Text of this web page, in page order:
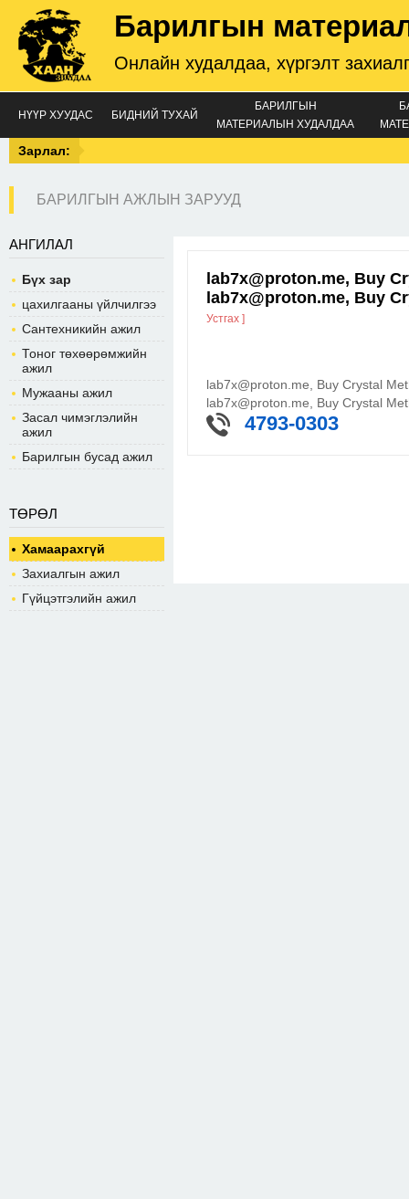
Барилгын
Онлайн худалдаа, хүргэлт
НҮҮР ХУУДАС БИДНИЙ ТУХАЙ
БАРИЛГЫН
МАТЕРИАЛЫН ХУДАЛДАА
Зарлал:
БАРИЛГЫН АЖЛЫН ЗАРУУД
АНГИЛАЛ
Бүх зар
цахилгааны үйлчилгээ
Сантехникийн ажил
Тоног төхөөрөмжийн
ажил
Мужааны ажил
Засал чимэглэлийн
ажил
Барилгын бусад ажил
ТӨРӨЛ
Хамаарахгүй
Захиалгын ажил
Гүйцэтгэлийн ажил
lab7x@proton.me, Buy
lab7x@proton.me, Buy
Устгах ]
lab7x@proton.me, Buy Crystal
lab7x@proton.me, Buy Crystal
4793-0303